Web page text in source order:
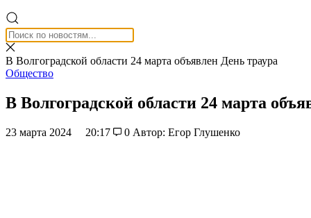
В Волгоградской области 24 марта объявлен День траура
Общество
В Волгоградской области 24 марта
23 марта 2024 20:17 0 Автор: Егор Глушенко